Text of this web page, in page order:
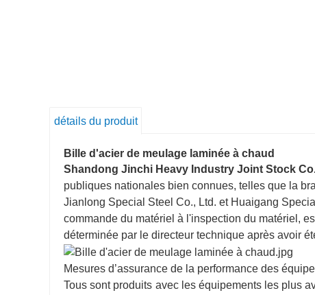
détails du produit
Bille d'acier de meulage laminée à chaud
Shandong Jinchi Heavy Industry Joint Stock
publiques nationales bien connues, telles que la
Jianlong Special Steel Co., Ltd. et Huaigang
commande du matériel à l'inspection du matériel,
déterminée par le directeur technique après avoir
Mesures d’assurance de la performance des
Tous sont produits avec les équipements les plus